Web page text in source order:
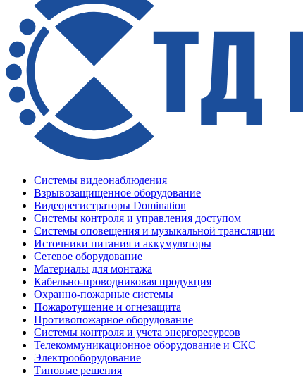
Системы видеонаблюдения
Взрывозащищенное оборудование
Видеорегистраторы Domination
Системы контроля и управления доступом
Системы оповещения и музыкальной трансляции
Источники питания и аккумуляторы
Сетевое оборудование
Материалы для монтажа
Кабельно-проводниковая продукция
Охранно-пожарные системы
Пожаротушение и огнезащита
Противопожарное оборудование
Системы контроля и учета энергоресурсов
Телекоммуникационное оборудование и СКС
Электрооборудование
Типовые решения